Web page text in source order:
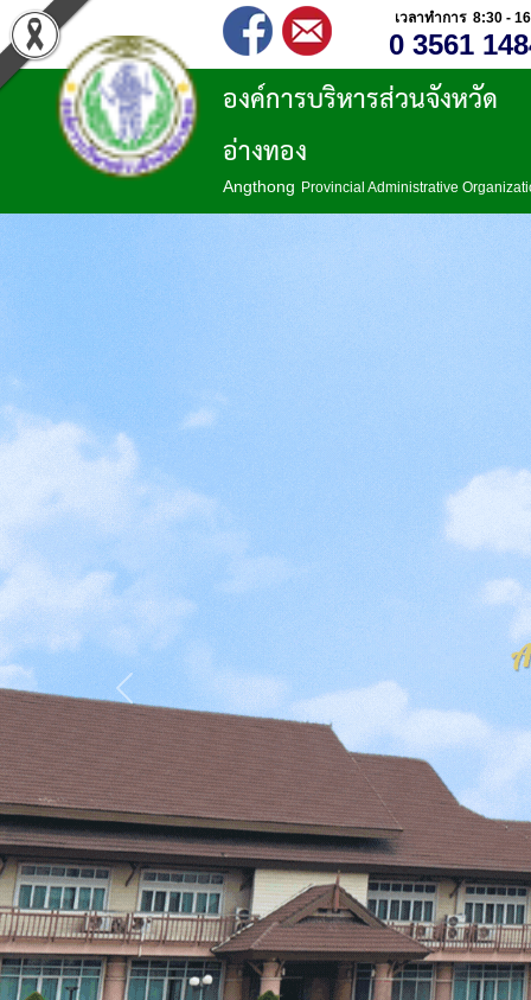
เวลาทำการ 8:30 -
0 3561
องค์การบริหารส่วนจังหวัด
อ่างทอง
Angthong Provincial Administrative
Previous